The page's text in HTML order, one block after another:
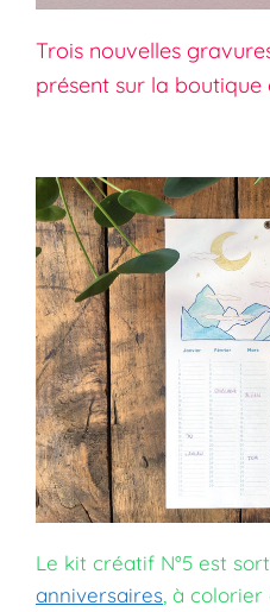
Trois nouvelles
présent sur la boutique
Le kit créatif N°5 est
anniversaires , à